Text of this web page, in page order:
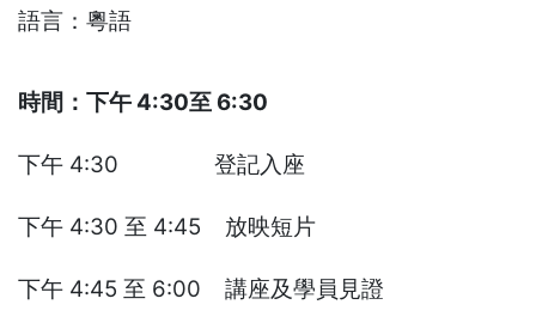
語言：粵語
時間：下午 4:30至 6:30
下午 4:30 登記入座
下午 4:30 至 4:45 放映短片
下午 4:45 至 6:00 講座及學員見證